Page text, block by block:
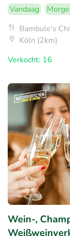
Vandaag
Bambule's
Köln (2km)
Verkocht: 16
Wein-,